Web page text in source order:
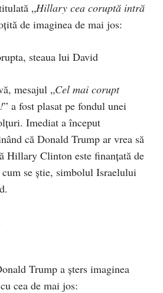
„Hillary cea coruptă intră
de imaginea de mai jos:
mesajul „Cel mai corupt
” a fost plasat pe fondul unei
Imediat a început
că Donald Trump ar vrea să
Hillary Clinton este finanțată de
se știe, simbolul Israelului
Trump a șters imaginea
cea de mai jos: